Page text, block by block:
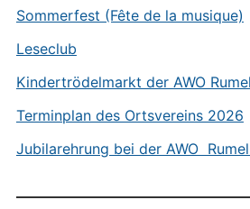
Sommerfest (Fête de la musique)
Leseclub
Kindertrödelmarkt der AWO
Terminplan des Ortsvereins 2026
Jubilarehrung bei der AWO